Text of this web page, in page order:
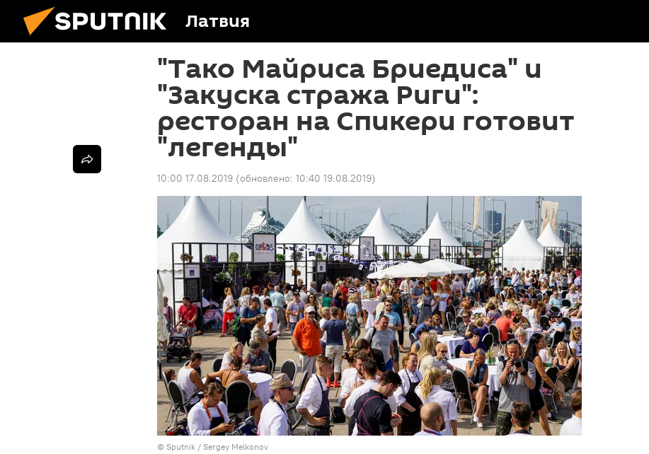
Латвия
"Тако Майриса Бриедиса" и
"Закуска стража Риги":
ресторан на Спикери готовит
"легенды"
10:00 17.08.2019 (обновлено: 10:40 19.08.2019)
© Sputnik / Sergey Melkonov